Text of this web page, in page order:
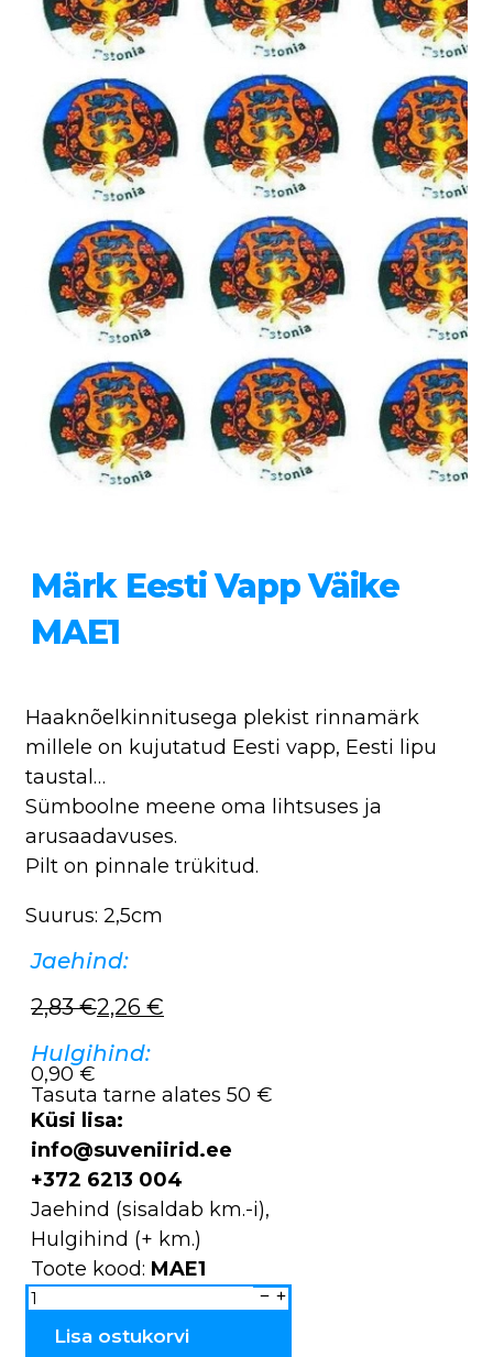
Märk Eesti Vapp Väike
MAE1
Haaknõelkinnitusega plekist rinnamärk
millele on kujutatud Eesti vapp, Eesti lipu
taustal…
Sümboolne meene oma lihtsuses ja
arusaadavuses.
Pilt on pinnale trükitud.
Suurus: 2,5cm
Jaehind:
2,83€
Algne
hind
oli:
2,83 €.
2,26 €
Current
price
is:
2,26 €.
Hulgihind:
0,90 €
Tasuta tarne alates 50 €
Küsi lisa:
info@suveniirid.ee
+372 6213 004
Jaehind (sisaldab km.-i),
Hulgihind (+ km.)
Toote kood: MAE1
Märk
Eesti
Vapp
kogusLisa ostukorvi